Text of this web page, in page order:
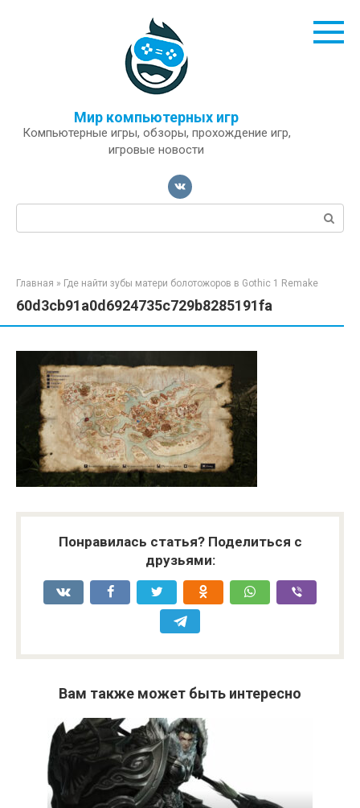
Мир компьютерных игр
Компьютерные игры, обзоры, прохождение игр,
игровые новости
Поиск:
Главная » Где найти зубы матери болотожоров в Gothic 1 Remake
60d3cb91a0d6924735c729b8285191fa
Понравилась статья? Поделиться с
друзьями:
Вам также может быть интересно